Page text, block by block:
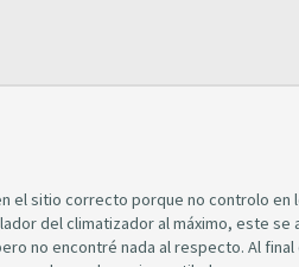
sitio correcto porque no controlo en
del climatizador al máximo, este
no encontré nada al respecto. Al